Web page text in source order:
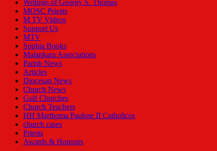
Writings of Georgy S. Thomas
MOSC Priests
M TV Videos
Support Us
MTV
Sophia Books
Malankara Associations
Parish News
Articles
Diocesan News
Church News
Gulf Churches
Church Teachers
HH Marthoma Paulose II Catholicos
church cases
Priests
Awards & Honours